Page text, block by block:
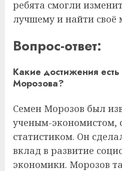
ребята смогли
лучшему и найти своё
Вопрос-ответ:
Какие достижения
Морозова?
Семен Морозов был
ученым-экономистом,
статистиком. Он
вклад в развитие
экономики. Морозов